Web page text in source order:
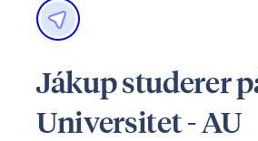
Jákup studerer
Universitet - AU